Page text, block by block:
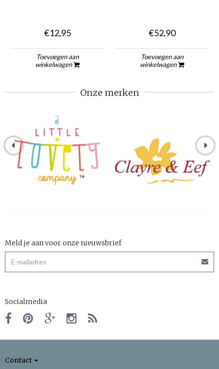
€12,95
Toevoegen aan
winkelwagen
€52,90
Toevoegen aan
winkelwagen
Onze merken
Meld je aan voor onze nieuwsbrief
Socialmedia
Contact